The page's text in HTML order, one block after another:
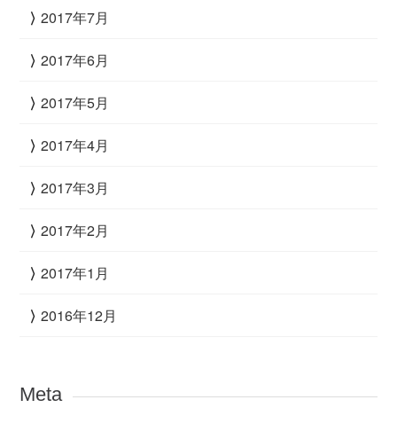
2017年7月
2017年6月
2017年5月
2017年4月
2017年3月
2017年2月
2017年1月
2016年12月
Meta